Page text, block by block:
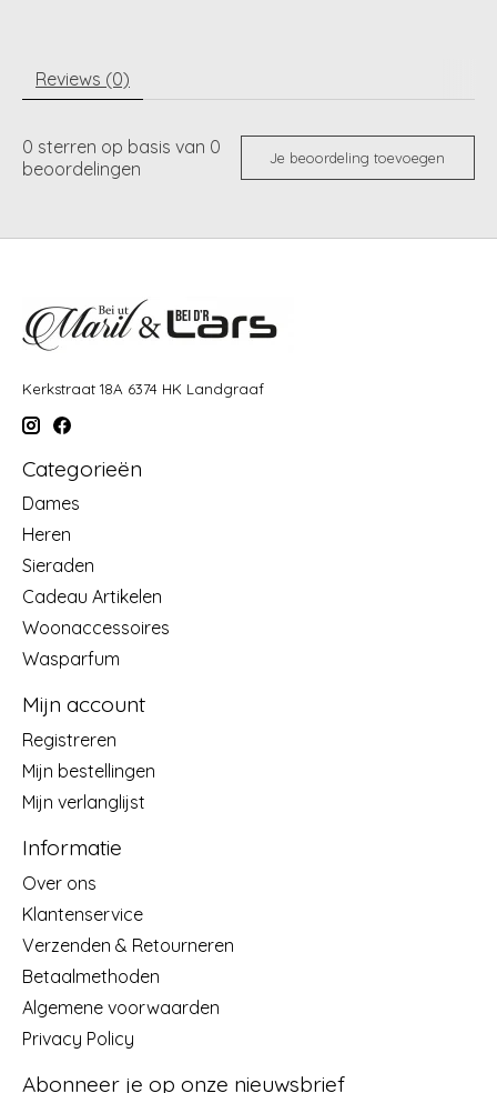
Reviews (0)
0 sterren op basis van 0
beoordelingen
Je beoordeling toevoegen
Kerkstraat 18A 6374 HK Landgraaf
Categorieën
Dames
Heren
Sieraden
Cadeau Artikelen
Woonaccessoires
Wasparfum
Mijn account
Registreren
Mijn bestellingen
Mijn verlanglijst
Informatie
Over ons
Klantenservice
Verzenden & Retourneren
Betaalmethoden
Algemene voorwaarden
Privacy Policy
Abonneer je op onze nieuwsbrief